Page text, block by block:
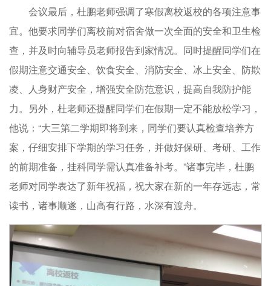
会议最后，杜鹏老师强调了寒假离校返校的各项注意事
宜。他要求同学们离校前对宿舍做一次全面的安全和卫生检
查，并及时向辅导员老师报告到家情况。同时提醒同学们在
假期注意交通安全、饮食安全、消防安全、冰上安全、防欺
凌、人身财产安全，增强安全防范意识，提高自我防护能
力。另外，杜老师还提醒同学们在假期一定不能放松学习，
他说：“大三第二学期即将到来，同学们要认真检查培养方
案，仔细安排下学期的学习任务，并做好保研、考研、工作
的前期准备，挂科同学需认真准备补考。”诸事完毕，杜鹏
老师对同学表达了新年祝福，祝大家在新的一年存远志，常
读书，诸事顺遂，山高有行路，水深有渡舟。